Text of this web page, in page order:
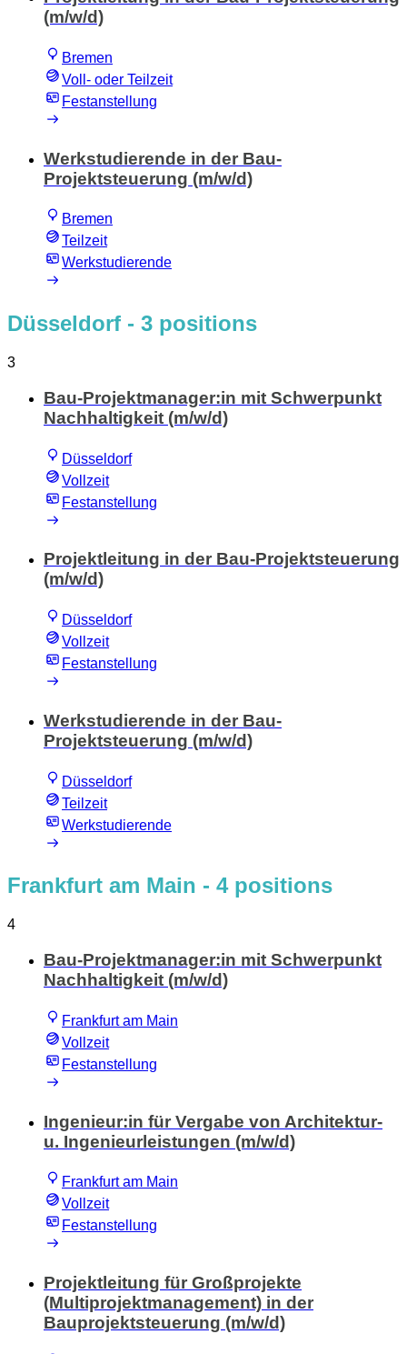
(m/w/d)
Bremen
Voll- oder Teilzeit
Festanstellung
Werkstudierende in der Bau-
Projektsteuerung (m/w/d)
Bremen
Teilzeit
Werkstudierende
Düsseldorf - 3 positions
3
Bau-Projektmanager:in mit Schwerpunkt
Nachhaltigkeit (m/w/d)
Düsseldorf
Vollzeit
Festanstellung
Projektleitung in der Bau-Projektsteuerung
(m/w/d)
Düsseldorf
Vollzeit
Festanstellung
Werkstudierende in der Bau-
Projektsteuerung (m/w/d)
Düsseldorf
Teilzeit
Werkstudierende
Frankfurt am Main - 4 positions
4
Bau-Projektmanager:in mit Schwerpunkt
Nachhaltigkeit (m/w/d)
Frankfurt am Main
Vollzeit
Festanstellung
Ingenieur:in für Vergabe von Architektur-
u. Ingenieurleistungen (m/w/d)
Frankfurt am Main
Vollzeit
Festanstellung
Projektleitung für Großprojekte
(Multiprojektmanagement) in der
Bauprojektsteuerung (m/w/d)